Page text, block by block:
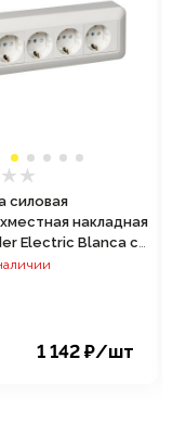
силовая
накладная
Electric Blanca с
цвет белый,
1 142 ₽/шт